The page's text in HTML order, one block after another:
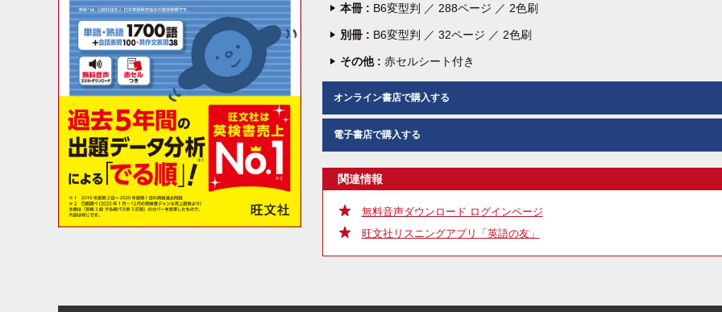
本冊 : B6変型判 ／ 288ページ ／ 2色刷
別冊 : B6変型判 ／ 32ページ ／ 2色刷
その他 : 赤セルシート付き
オンライン書店で購入する
電子書店で購入する
関連情報
無料音声ダウンロード ログインページ
旺文社リスニングアプリ「英語の友」